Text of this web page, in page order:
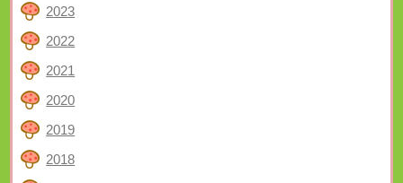
2023
2022
2021
2020
2019
2018